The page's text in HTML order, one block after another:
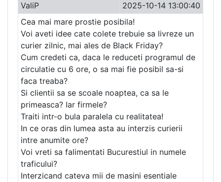
ValiP
2025-10-14 13:00:40
Cea mai mare prostie posibila!
Voi aveti idee cate colete trebuie sa livreze un
curier zilnic, mai ales de Black Friday?
Cum credeti ca, daca le reduceti programul de
circulatie cu 6 ore, o sa mai fie posibil sa-si
faca treaba?
Si clientii sa se scoale noaptea, ca sa le
primeasca? Iar firmele?
Traiti intr-o bula paralela cu realitatea!
In ce oras din lumea asta au interzis curierii
intre anumite ore?
Voi vreti sa falimentati Bucurestiul in numele
traficului?
Interzicand cateva mii de masini esentiale